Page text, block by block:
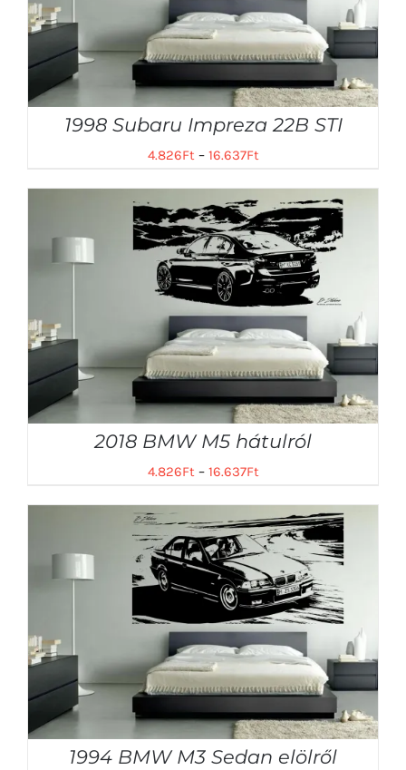
1998 Subaru Impreza 22B STI
4.826Ft– 16.637Ft
2018 BMW M5 hátulról
4.826Ft – 16.637Ft
1994 BMW M3 Sedan elölről